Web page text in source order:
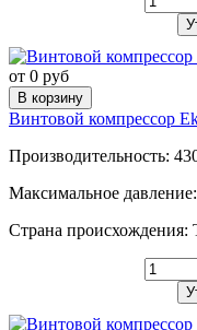
от 0 руб
В корзину
Винтовой компрессор
Производительность:
Максимальное
Страна происхождения: